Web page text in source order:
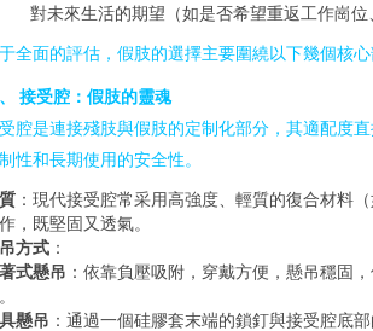
對未來生活的期望（如是否希望重返工作崗位
全面的評估，假肢的選擇主要圍繞以下幾個核心
接受腔：假肢的靈魂
腔是連接殘肢與假肢的定制化部分，其適配度
性和長期使用的安全性。
：現代接受腔常采用高強度、輕質的復合材料
，既堅固又透氣。
方式 ：
式懸吊 ：依靠負壓吸附，穿戴方便，懸吊穩固
懸吊 ：通過一個硅膠套末端的鎖釘與接受腔底